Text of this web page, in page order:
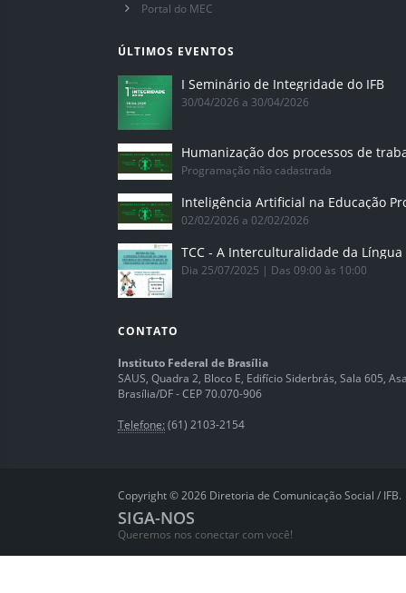
Portal do MEC
ÚLTIMOS EVENTOS
I Seminário de Integridade do IFB
30/04/2026 a 30/04/2026
Humanização dos processos de
Programação não cadastrada
02/02/2026 a 02/02/2026
Dia 25/07/2025 | Das 09:00 às 10:00
CONTATO
Instituto Federal de Brasília
SAUS, Quadra 2, Bloco E, Edifício Siderbrás, Sala 605,
Brasília/DF - CEP 70.070-906
Telefone: (61) 2103-2154
Copyright © 2026 Diretoria de Comunicação Social / IFB.
SIGA-NOS
Queremos nos conectar com você!